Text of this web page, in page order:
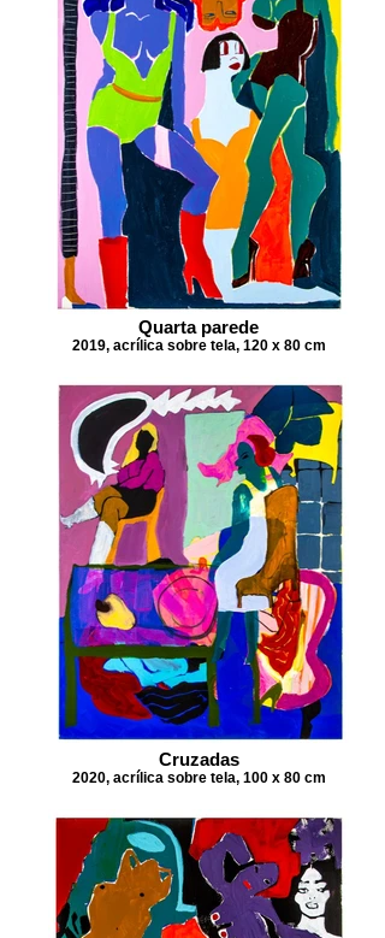
Quarta parede
2019, acrílica sobre tela, 120 x 80 cm
Cruzadas
2020, acrílica sobre tela, 100 x 80 cm